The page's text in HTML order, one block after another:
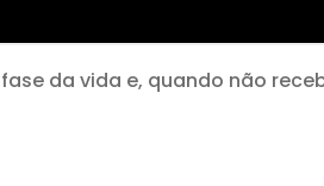
da vida e, quando não